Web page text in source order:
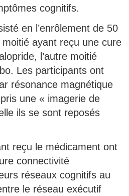
cognitifs.
en l’enrôlement de 50
ayant reçu une cure
l’autre moitié
Les participants ont
résonance magnétique
une « imagerie de
ils se sont reposés
reçu le médicament ont
connectivité
réseaux cognitifs au
le réseau exécutif